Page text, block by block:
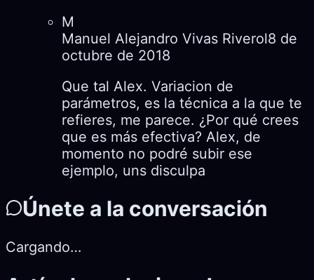
M
Manuel Alejandro Vivas Riverol8 de
octubre de 2018
Que tal Alex. Variacion de
parámetros, es la técnica a la que te
refieres, me parece. ¿Por qué crees
que es más efectiva? Alex, de
momento no podré subir ese
ejemplo, uns disculpa
Únete a la conversación
Cargando…